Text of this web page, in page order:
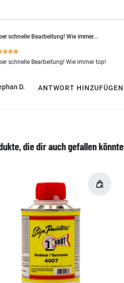
schnelle Bearbeitung! Wie immer...
schnelle Bearbeitung! Wie immer top!
D. ANTWORT HINZUFÜGEN
die dir auch gefallen